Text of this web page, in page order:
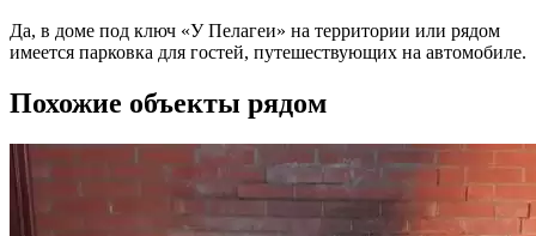
Да, в доме под ключ «У Пелагеи» на территории или рядом
имеется парковка для гостей, путешествующих на автомобиле.
Похожие объекты рядом